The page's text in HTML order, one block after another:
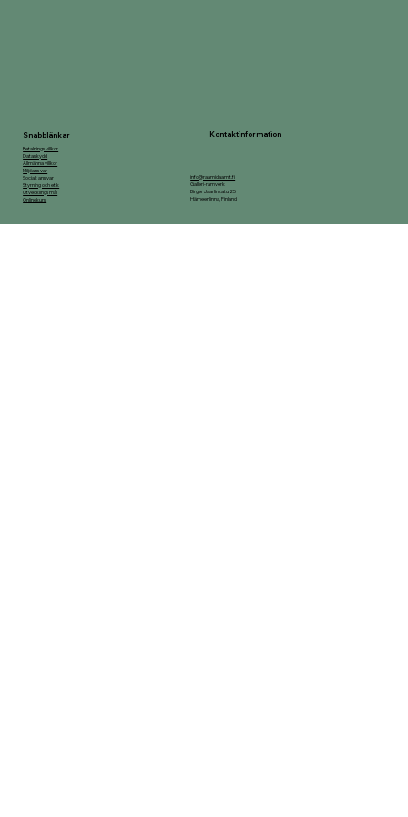
Betalningsvillkor
Dataskydd
Allmänna villkor
Miljöansvar
Socialt ansvar
Styrning och etik
Utvecklingsmål
Onlinekurs
Snabblänkar Kontaktinformation
info@raamidaamit.fi
Galleri-ramverk
Birger Jaarlinkatu 25
Hämeenlinna, Finland